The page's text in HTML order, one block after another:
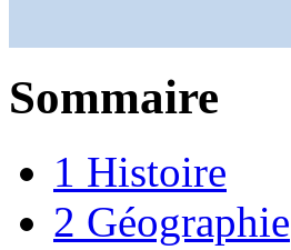
Sommaire
1 Histoire
2 Géographie